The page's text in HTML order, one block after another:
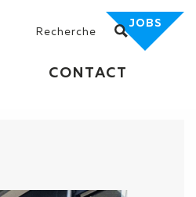
JOBS
CONTACT